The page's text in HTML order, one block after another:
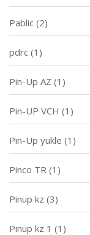
Pablic (2)
pdrc (1)
Pin-Up AZ (1)
Pin-UP VCH (1)
Pin-Up yukle (1)
Pinco TR (1)
Pinup kz (3)
Pinup kz 1 (1)